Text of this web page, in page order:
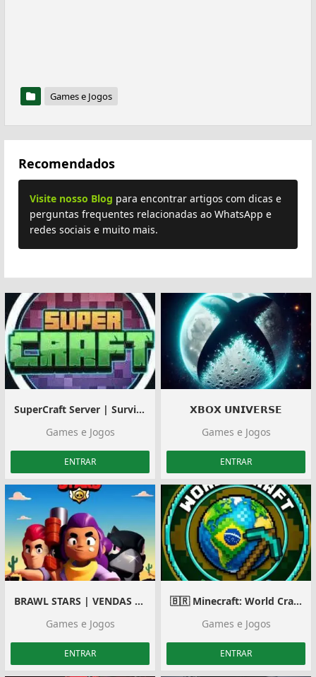
Games e Jogos
Recomendados
Visite nosso Blog para encontrar artigos com dicas e
perguntas frequentes relacionadas ao WhatsApp e
redes sociais e muito mais.
SuperCraft Server | Survival
Games e Jogos
ENTRAR
𝗫𝗕𝗢𝗫 𝗨𝗡𝗜𝗩𝗘𝗥𝗦𝗘
Games e Jogos
ENTRAR
BRAWL STARS | VENDAS | TROCAS | COMPRAS
Games e Jogos
ENTRAR
🇧🇷 Minecraft: World Craft.
Games e Jogos
ENTRAR